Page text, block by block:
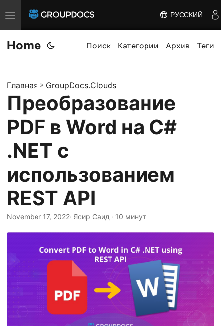
T
o
g
e
n
v
g
a
t
i
РУССКИЙ
Home Поиск Категории Архив Теги
Главная » GroupDocs.Clouds
Преобразование
PDF в Word на C#
.NET с
использованием
REST API
November 17, 2022· Ясир Саид · 10 минут